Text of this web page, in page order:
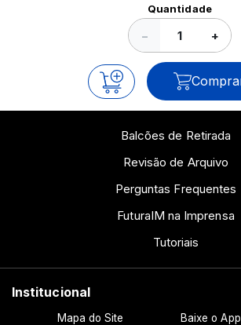
Quantidade
− +
Balcões de Retirada
Revisão de Arquivo
Perguntas Frequentes
FuturaIM na Imprensa
Tutoriais
Institucional
Mapa do Site Baixe o App